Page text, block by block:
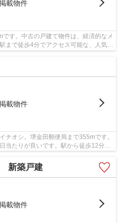
載物件
す。中古の戸建て物件は、経済的なメ
まで徒歩4分でアクセス可能な、人気の
のスタッフが...
載物件
チオシ。堺金田郵便局まで355mです。
当たりが良いです。駅から徒歩12分の
新築戸建
載物件